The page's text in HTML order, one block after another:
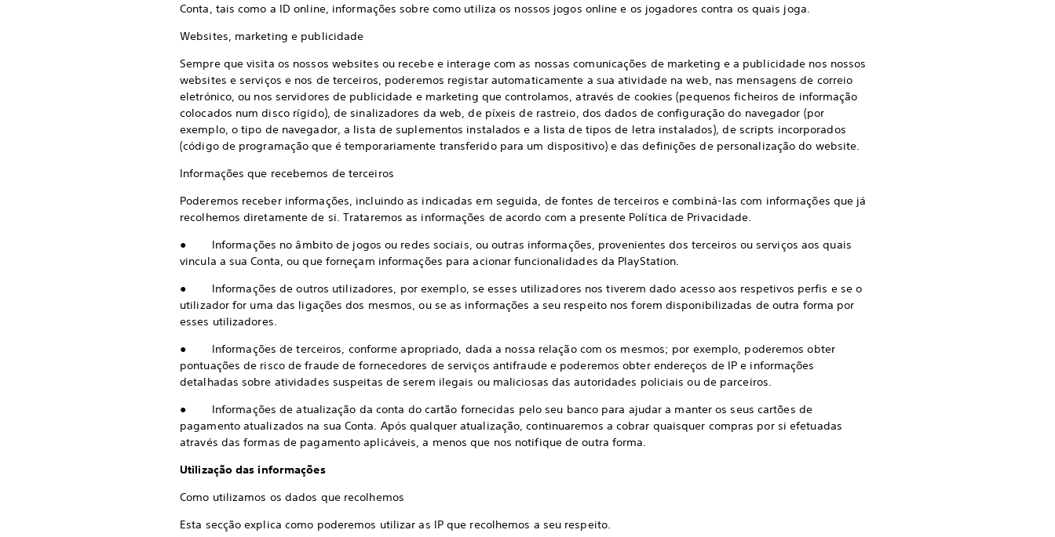
Conta, tais como a ID online, informações sobre como utiliza os nossos jogos online e os jogadores contra os quais joga.
Websites, marketing e publicidade
Sempre que visita os nossos websites ou recebe e interage com as nossas comunicações de marketing e a publicidade nos nossos
websites e serviços e nos de terceiros, poderemos registar automaticamente a sua atividade na web, nas mensagens de correio
eletrónico, ou nos servidores de publicidade e marketing que controlamos, através de cookies (pequenos ficheiros de informação
colocados num disco rígido), de sinalizadores da web, de píxeis de rastreio, dos dados de configuração do navegador (por
exemplo, o tipo de navegador, a lista de suplementos instalados e a lista de tipos de letra instalados), de scripts incorporados
(código de programação que é temporariamente transferido para um dispositivo) e das definições de personalização do website.
Informações que recebemos de terceiros
Poderemos receber informações, incluindo as indicadas em seguida, de fontes de terceiros e combiná-las com informações que já
recolhemos diretamente de si. Trataremos as informações de acordo com a presente Política de Privacidade.
● Informações no âmbito de jogos ou redes sociais, ou outras informações, provenientes dos terceiros ou serviços aos quais
vincula a sua Conta, ou que forneçam informações para acionar funcionalidades da PlayStation.
● Informações de outros utilizadores, por exemplo, se esses utilizadores nos tiverem dado acesso aos respetivos perfis e se o
utilizador for uma das ligações dos mesmos, ou se as informações a seu respeito nos forem disponibilizadas de outra forma por
esses utilizadores.
● Informações de terceiros, conforme apropriado, dada a nossa relação com os mesmos; por exemplo, poderemos obter
pontuações de risco de fraude de fornecedores de serviços antifraude e poderemos obter endereços de IP e informações
detalhadas sobre atividades suspeitas de serem ilegais ou maliciosas das autoridades policiais ou de parceiros.
● Informações de atualização da conta do cartão fornecidas pelo seu banco para ajudar a manter os seus cartões de
pagamento atualizados na sua Conta. Após qualquer atualização, continuaremos a cobrar quaisquer compras por si efetuadas
através das formas de pagamento aplicáveis, a menos que nos notifique de outra forma.
Utilização das informações
Como utilizamos os dados que recolhemos
Esta secção explica como poderemos utilizar as IP que recolhemos a seu respeito.